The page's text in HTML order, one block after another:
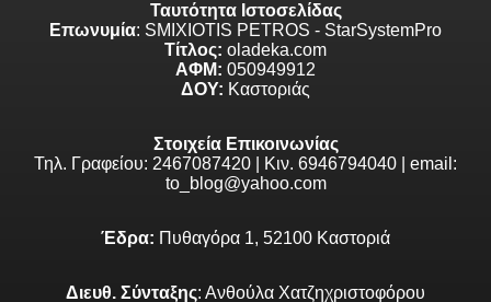
Ταυτότητα Ιστοσελίδας
Επωνυμία: SMIXIOTIS PETROS - StarSystemPro
Τίτλος: oladeka.com
ΑΦΜ: 050949912
ΔΟΥ: Καστοριάς
Στοιχεία Επικοινωνίας
Τηλ. Γραφείου: 2467087420 | Κιν. 6946794040 | email:
to_blog@yahoo.com
Έδρα: Πυθαγόρα 1, 52100 Καστοριά
Διευθ. Σύνταξης: Ανθούλα Χατζηχριστοφόρου